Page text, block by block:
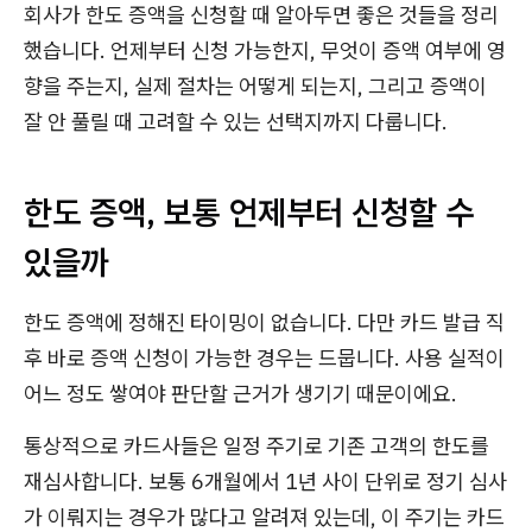
회사가 한도 증액을 신청할 때 알아두면 좋은 것들을 정리
했습니다. 언제부터 신청 가능한지, 무엇이 증액 여부에 영
향을 주는지, 실제 절차는 어떻게 되는지, 그리고 증액이
잘 안 풀릴 때 고려할 수 있는 선택지까지 다룹니다.
한도 증액, 보통 언제부터 신청할 수
있을까
한도 증액에 정해진 타이밍이 없습니다. 다만 카드 발급 직
후 바로 증액 신청이 가능한 경우는 드뭅니다. 사용 실적이
어느 정도 쌓여야 판단할 근거가 생기기 때문이에요.
통상적으로 카드사들은 일정 주기로 기존 고객의 한도를
재심사합니다. 보통 6개월에서 1년 사이 단위로 정기 심사
가 이뤄지는 경우가 많다고 알려져 있는데, 이 주기는 카드